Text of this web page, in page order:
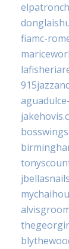
fiamc-